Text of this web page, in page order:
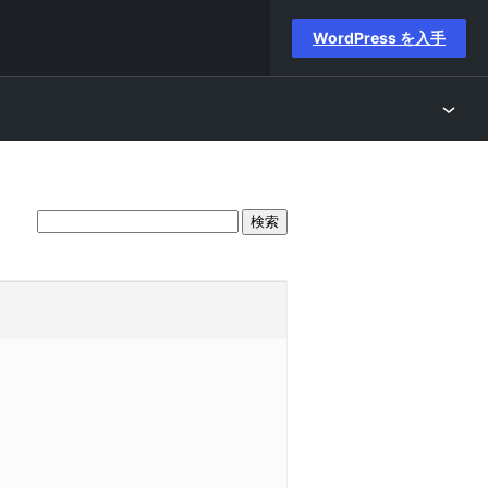
WordPress を入手